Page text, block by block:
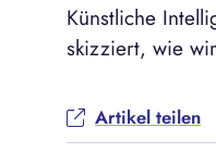
Künstliche
skizziert, wie
Artikel teilen